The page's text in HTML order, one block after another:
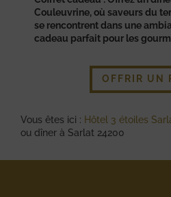
Couleuvrine, où saveurs du
se rencontrent dans une
cadeau parfait pour les
OFFRIR UN
Vous êtes ici : Hôtel 3 étoiles
ou dîner à Sarlat 24200